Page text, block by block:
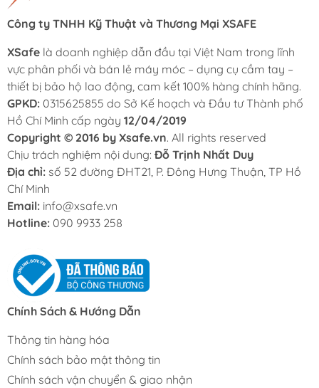
Công ty TNHH Kỹ Thuật và Thương Mại XSAFE
XSafe là doanh nghiệp dẫn đầu tại Việt Nam trong lĩnh
vực phân phối và bán lẻ máy móc – dụng cụ cầm tay –
thiết bị bảo hộ lao động, cam kết 100% hàng chính hãng.
GPKD: 0315625855 do Sở Kế hoạch và Đầu tư Thành phố
Hồ Chí Minh cấp ngày 12/04/2019
Copyright © 2016 by Xsafe.vn. All rights reserved
Chịu trách nghiệm nội dung: Đỗ Trịnh Nhất Duy
Địa chỉ: số 52 đường ĐHT21, P. Đông Hưng Thuận, TP Hồ
Chí Minh
Email: info@xsafe.vn
Hotline: 090 9933 258
Chính Sách & Hướng Dẫn
Thông tin hàng hóa
Chính sách bảo mật thông tin
Chính sách vận chuyển & giao nhận